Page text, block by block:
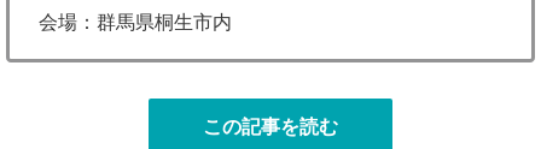
会場：群馬県桐生市内
この記事を読む